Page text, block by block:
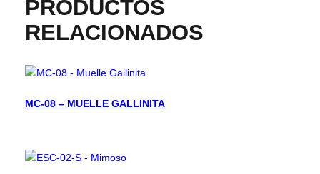
PRODUCTOS
RELACIONADOS
MC-08 – MUELLE GALLINITA